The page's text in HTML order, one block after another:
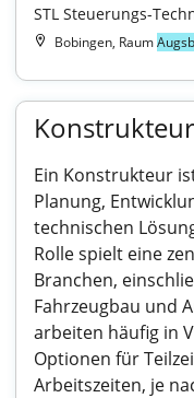
STL Steuerungs-
Bobingen, Raum
Konstrukteur
Ein Konstrukteur
Planung,
technischen
Rolle spielt eine
Branchen,
Fahrzeugbau und
arbeiten häufig in
Optionen für
Arbeitszeiten, je